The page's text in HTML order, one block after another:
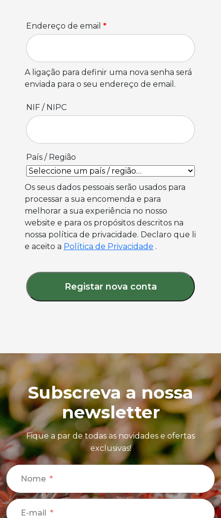
Endereço de email *
A ligação para definir uma nova senha será
enviada para o seu endereço de email.
NIF / NIPC
País / Região
Os seus dados pessoais serão usados para
processar a sua encomenda e para
melhorar a sua experiência no nosso
website e para os propósitos descritos na
nossa política de privacidade. Declaro que li
e aceito a Política de Privacidade .
Registar nova conta
Subscreva a nossa
newsletter
Fique a par de todas as novidades e ofertas
exclusivas!
Nome
E-mail